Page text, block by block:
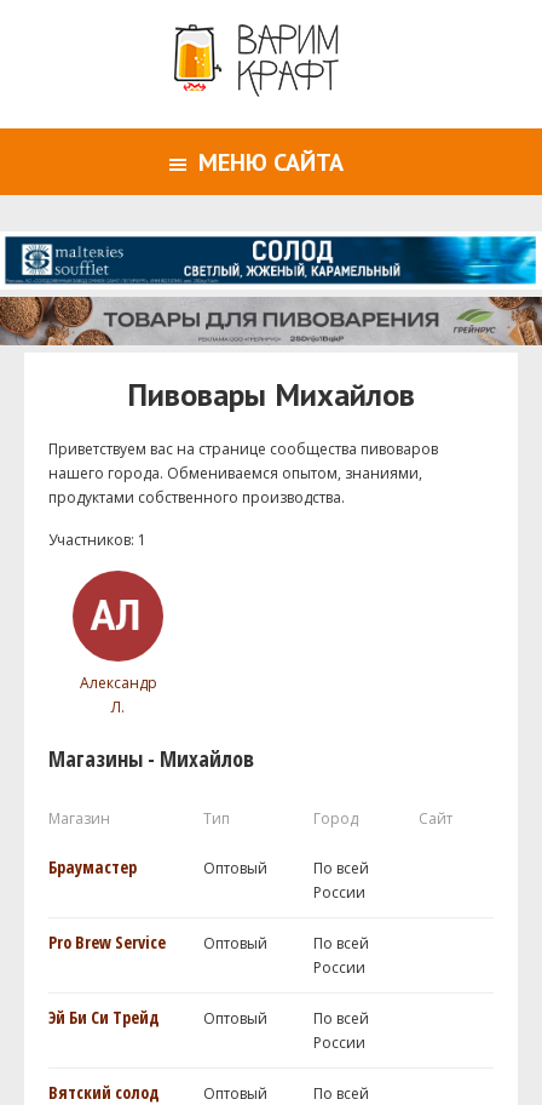
МЕНЮ САЙТА
Пивовары Михайлов
Приветствуем ваc на странице сообщества пивоваров
нашего города. Обмениваемся опытом, знаниями,
продуктами собственного производства.
Участников: 1
Александр
Л.
Магазины - Михайлов
Магазин Тип Город Сайт
Браумастер Оптовый
По всей
России
Pro Brew Service Оптовый
По всей
России
Эй Би Си Трейд Оптовый
По всей
России
Вятский солод Оптовый
По всей